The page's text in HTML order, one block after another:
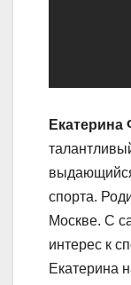
Екатерина
спорта.
Москве. С
интерес к
Екатерина